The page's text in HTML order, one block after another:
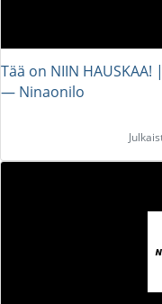
Tää on NIIN HAUSKAA!
― Ninaonilo